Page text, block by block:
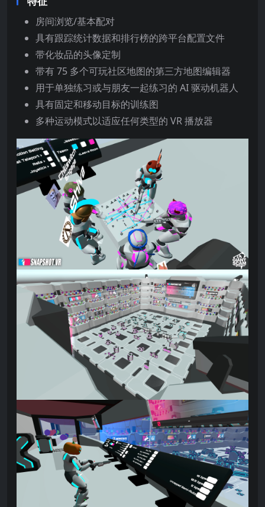
房间浏览/基本配对
具有跟踪统计数据和排行榜的跨平台配置文件
带化妆品的头像定制
带有 75 多个可玩社区地图的第三方地图编辑器
用于单独练习或与朋友一起练习的 AI 驱动机器人
具有固定和移动目标的训练图
多种运动模式以适应任何类型的 VR 播放器